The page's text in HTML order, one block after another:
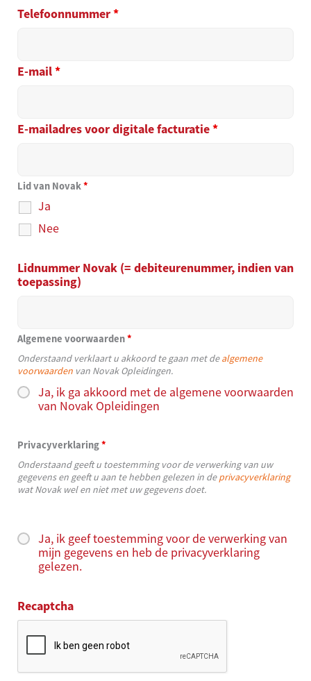
Telefoonnummer*
E-mail*
E-mailadres voor digitale facturatie*
Lid van Novak*
Ja
Nee
Lidnummer Novak (= debiteurenummer, indien van
toepassing)
Algemene voorwaarden*
Ja, ik ga akkoord met de algemene voorwaarden
van Novak Opleidingen
Onderstaand verklaart u akkoord te gaan met dealgemene
voorwaarden van Novak Opleidingen.
Privacyverklaring*
Ja, ik geef toestemming voor de verwerking van
mijn gegevens en heb de privacyverklaring
gelezen.
Onderstaand geeft u toestemming voor de verwerking van uw
gegevens en geeft u aan te hebben gelezen in deprivacyverklaring
wat Novak wel en niet met uw gegevens doet.
Recaptcha